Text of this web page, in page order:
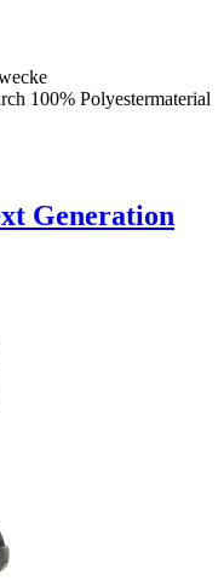
100% Polyestermaterial
Generation